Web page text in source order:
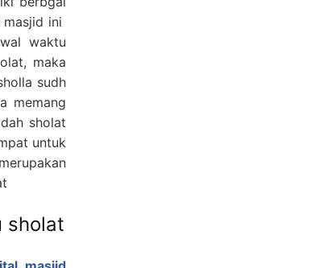
ini
waktu
maka
sudh
memang
sholat
untuk
sholat